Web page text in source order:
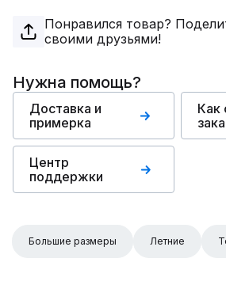
Понравился товар?
своими друзьями!
Нужна помощь?
Доставка и
примерка
Как
Центр
поддержки
Большие размеры Летние